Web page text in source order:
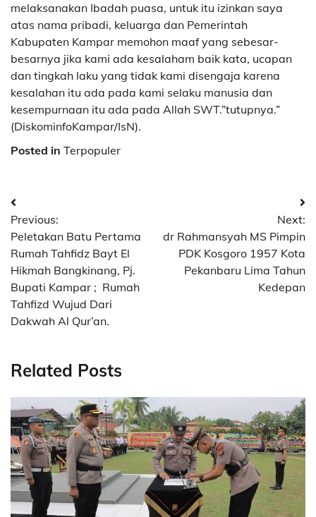
melaksanakan Ibadah puasa, untuk itu izinkan saya
atas nama pribadi, keluarga dan Pemerintah
Kabupaten Kampar memohon maaf yang sebesar-
besarnya jika kami ada kesalaham baik kata, ucapan
dan tingkah laku yang tidak kami disengaja karena
kesalahan itu ada pada kami selaku manusia dan
kesempurnaan itu ada pada Allah SWT.”tutupnya.”
(DiskominfoKampar/IsN).
Posted in Terpopuler
Navigasi
pos
Previous:
Peletakan Batu Pertama
Rumah Tahfidz Bayt El
Hikmah Bangkinang, Pj.
Bupati Kampar ; Rumah
Tahfizd Wujud Dari
Dakwah Al Qur’an.
Next:
dr Rahmansyah MS Pimpin
PDK Kosgoro 1957 Kota
Pekanbaru Lima Tahun
Kedepan
Related Posts